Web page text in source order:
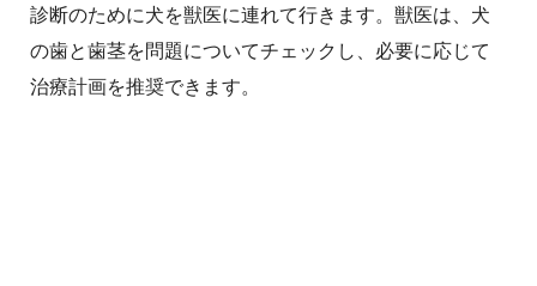
診断のために犬を獣医に連れて行きます。獣医は、犬
の歯と歯茎を問題についてチェックし、必要に応じて
治療計画を推奨できます。